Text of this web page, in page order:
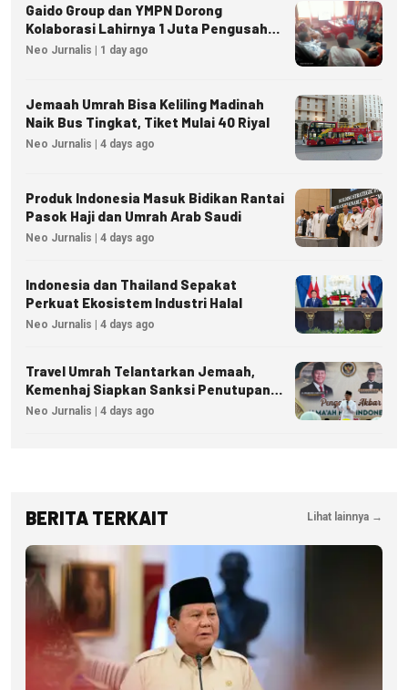
Gaido Group dan YMPN Dorong
Kolaborasi Lahirnya 1 Juta Pengusaha
Ekonomi Syariah
Neo Jurnalis | 1 day ago
Jemaah Umrah Bisa Keliling Madinah
Naik Bus Tingkat, Tiket Mulai 40 Riyal
Neo Jurnalis | 4 days ago
Produk Indonesia Masuk Bidikan Rantai
Pasok Haji dan Umrah Arab Saudi
Neo Jurnalis | 4 days ago
Indonesia dan Thailand Sepakat
Perkuat Ekosistem Industri Halal
Neo Jurnalis | 4 days ago
Travel Umrah Telantarkan Jemaah,
Kemenhaj Siapkan Sanksi Penutupan
Izin hingga Pidana
Neo Jurnalis | 4 days ago
BERITA TERKAIT Lihat lainnya →